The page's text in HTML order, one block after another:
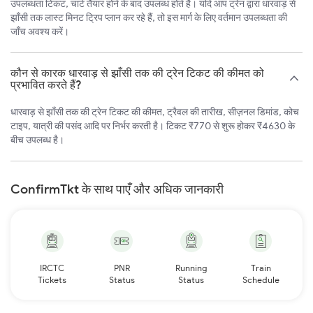
उपलब्धता टिकट, चार्ट तैयार होने के बाद उपलब्ध होते हैं। यदि आप ट्रेन द्वारा धारवाड़ से
झाँसी तक लास्ट मिनट ट्रिप प्लान कर रहे हैं, तो इस मार्ग के लिए वर्तमान उपलब्धता की
जाँच अवश्य करें।
कौन से कारक धारवाड़ से झाँसी तक की ट्रेन टिकट की कीमत को
प्रभावित करते हैं?
धारवाड़ से झाँसी तक की ट्रेन टिकट की कीमत, ट्रैवल की तारीख, सीज़नल डिमांड, कोच
टाइप, यात्री की पसंद आदि पर निर्भर करती है। टिकट ₹770 से शुरू होकर ₹4630 के
बीच उपलब्ध है।
ConfirmTkt के साथ पाएँ और अधिक जानकारी
IRCTC
Tickets
PNR
Status
Running
Status
Train
Schedule